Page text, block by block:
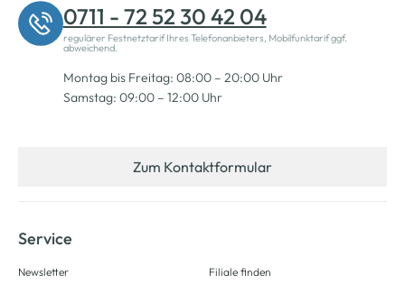
0711 - 72 52 30 42 04
regulärer Festnetztarif Ihres Telefonanbieters, Mobilfunktarif ggf.
abweichend.
Montag bis Freitag: 08:00 – 20:00 Uhr
Samstag: 09:00 – 12:00 Uhr
Zum Kontaktformular
Service
Newsletter Filiale finden